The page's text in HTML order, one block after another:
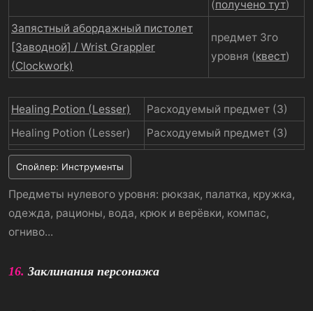
(получено тут)
Запястный абордажный пистолет
[Заводной] / Wrist Grappler
(Clockwork)
предмет 3го
уровня (квест)
Healing Potion (Lesser)
Расходуемый предмет (3)
Healing Potion (Lesser)
Расходуемый предмет (3)
Спойлер: Инструменты
Предметы нулевого уровня: рюкзак, палатка, кружка,
одежда, рационы, вода, крюк и верёвки, компас,
огниво...
16. Заклинания персонажа